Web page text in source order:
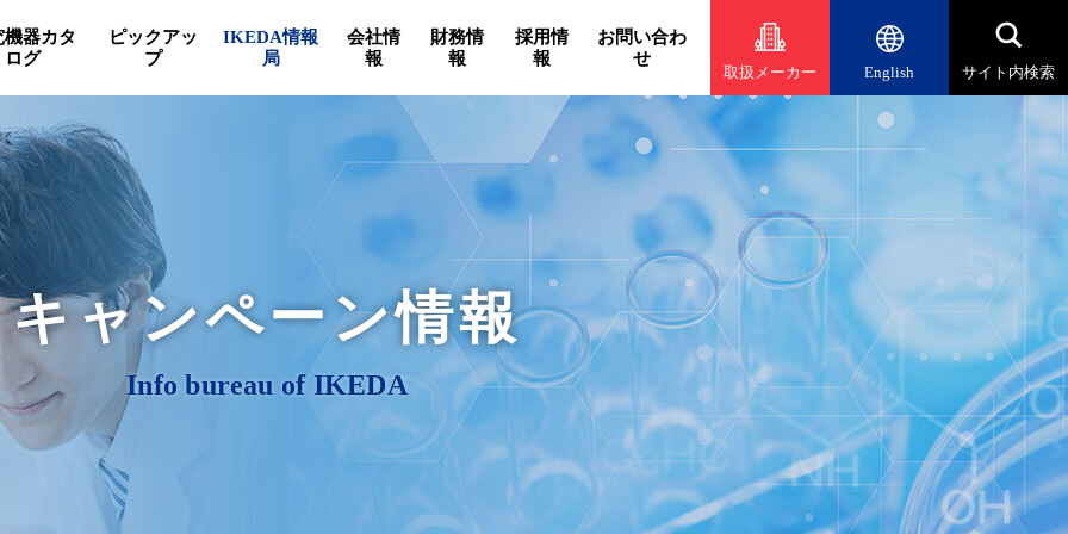
機器カタ
ログ
ピックアッ
プ
IKEDA情報
局
会社情
報
財務情
報
採用情
報
お問い合わ
せ
取扱メーカー English サイト内検索
キャンペーン情報